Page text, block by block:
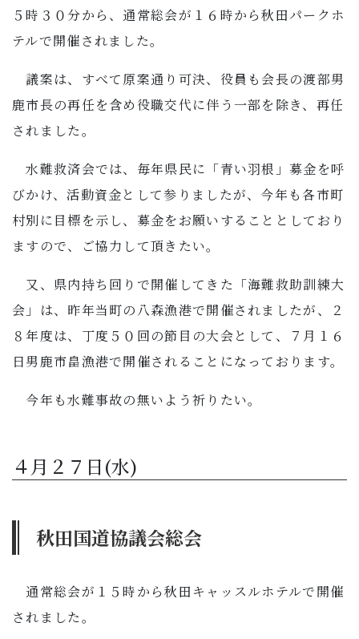
５時３０分から、通常総会が１６時から秋田パークホ
テルで開催されました。
議案は、すべて原案通り可決、役員も会長の渡部男
鹿市長の再任を含め役職交代に伴う一部を除き、再任
されました。
水難救済会では、毎年県民に「青い羽根」募金を呼
びかけ、活動資金として参りましたが、今年も各市町
村別に目標を示し、募金をお願いすることとしており
ますので、ご協力して頂きたい。
又、県内持ち回りで開催してきた「海難救助訓練大
会」は、昨年当町の八森漁港で開催されましたが、２
８年度は、丁度５０回の節目の大会として、７月１６
日男鹿市畠漁港で開催されることになっております。
今年も水難事故の無いよう祈りたい。
４月２７日(水)
秋田国道協議会総会
通常総会が１５時から秋田キャッスルホテルで開催
されました。